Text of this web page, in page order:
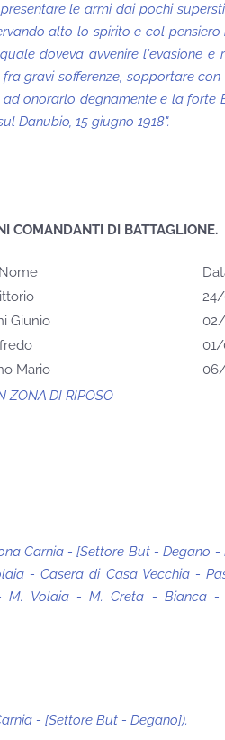
le armi dai pochi
alto lo spirito e col
doveva avvenire l'evasione
gravi sofferenze, sopportare
onorarlo degnamente e la forte
Danubio, 15 giugno 1918".
COMANDANTI DI BATTAGLIONE.
Giunio
Mario
ZONA DI RIPOSO
Carnia - [Settore But - Degano -
- Casera di Casa Vecchia -
M. Volaia - M. Creta - Bianca -
- [Settore But - Degano]).